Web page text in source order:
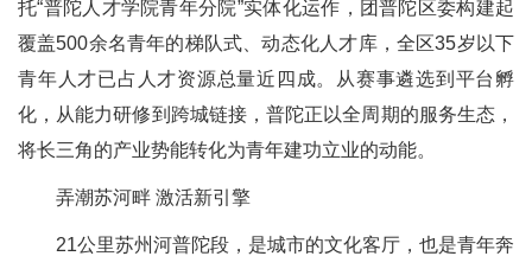
托“普陀人才学院青年分院”实体化运作，团普陀区委构建起
覆盖500余名青年的梯队式、动态化人才库，全区35岁以下
青年人才已占人才资源总量近四成。从赛事遴选到平台孵
化，从能力研修到跨城链接，普陀正以全周期的服务生态，
将长三角的产业势能转化为青年建功立业的动能。
弄潮苏河畔 激活新引擎
21公里苏州河普陀段，是城市的文化客厅，也是青年奔